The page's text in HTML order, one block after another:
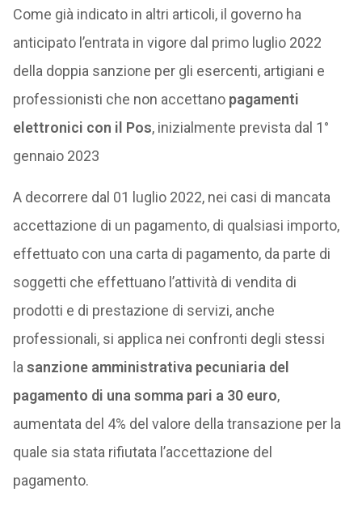
Come già indicato in altri articoli, il governo ha
anticipato l’entrata in vigore dal primo luglio 2022
della doppia sanzione per gli esercenti, artigiani e
professionisti che non accettano pagamenti
elettronici con il Pos, inizialmente prevista dal 1°
gennaio 2023
A decorrere dal 01 luglio 2022, nei casi di mancata
accettazione di un pagamento, di qualsiasi importo,
effettuato con una carta di pagamento, da parte di
soggetti che effettuano l’attività di vendita di
prodotti e di prestazione di servizi, anche
professionali, si applica nei confronti degli stessi
la sanzione amministrativa pecuniaria del
pagamento di una somma pari a 30 euro,
aumentata del 4% del valore della transazione per la
quale sia stata rifiutata l’accettazione del
pagamento.